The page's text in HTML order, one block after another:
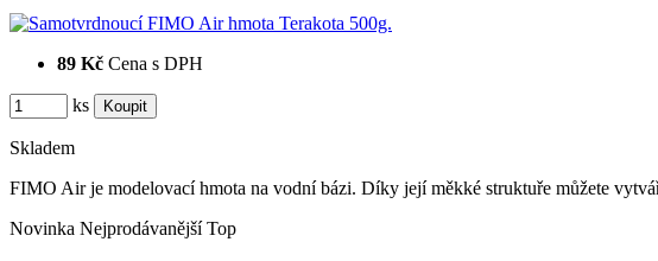
89 Kč Cena s DPH
ks
Skladem
FIMO Air je modelovací hmota na vodní bázi. Díky její měkké struktuře můžete
Novinka Nejprodávanější Top